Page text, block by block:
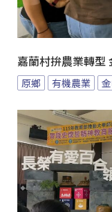
嘉蘭村拚農業轉型
原鄉 有機農業